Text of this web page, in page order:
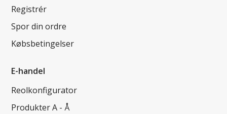
Registrér
Spor din ordre
Købsbetingelser
E-handel
Reolkonfigurator
Produkter A - Å